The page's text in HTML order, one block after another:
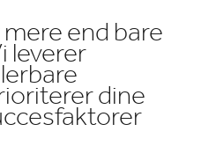
end bare
leverer
dine